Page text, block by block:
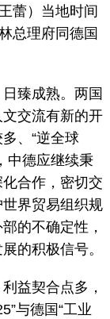
蕾）当地时间
总理府同德国
臻成熟。两国
交流有新的开
、“逆全球
中德应继续秉
合作，密切交
界贸易组织规
的不确定性，
的积极信号。
益契合点多，
与德国“工业